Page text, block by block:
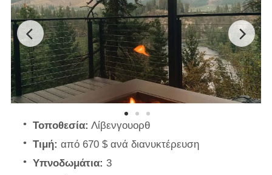
Τοποθεσία: Λίβενγουορθ
Τιμή: από 670 $ ανά διανυκτέρευση
Υπνοδωμάτια: 3